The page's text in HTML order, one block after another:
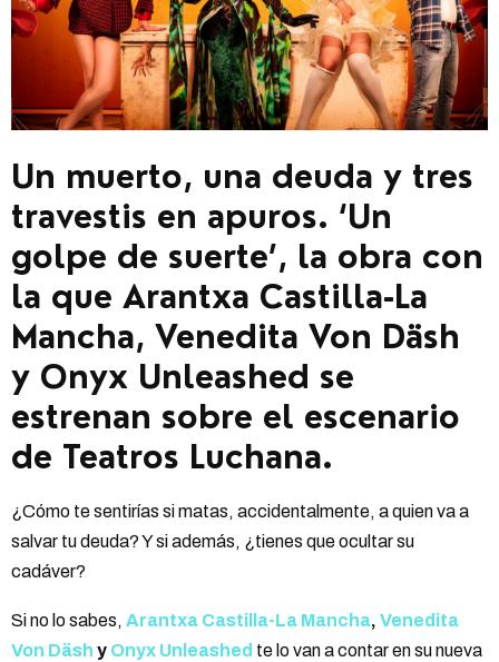
Un muerto, una deuda y tres
travestis en apuros. ‘Un
golpe de suerte’, la obra con
la que Arantxa Castilla-La
Mancha, Venedita Von Däsh
y Onyx Unleashed se
estrenan sobre el escenario
de Teatros Luchana.
¿Cómo te sentirías si matas, accidentalmente, a quien va a
salvar tu deuda? Y si además, ¿tienes que ocultar su
cadáver?
Si no lo sabes, Arantxa Castilla-La Mancha, Venedita
Von Däsh y Onyx Unleashed te lo van a contar en su nueva